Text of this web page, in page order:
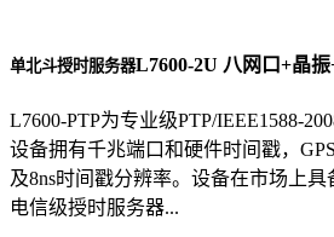
单北斗授时服务器L7600-2U 八网口+晶
L7600-PTP为专业级PTP/IEEE1588-
设备拥有千兆端口和硬件时间戳，
及8ns时间戳分辨率。设备在市场上
电信级授时服务器...